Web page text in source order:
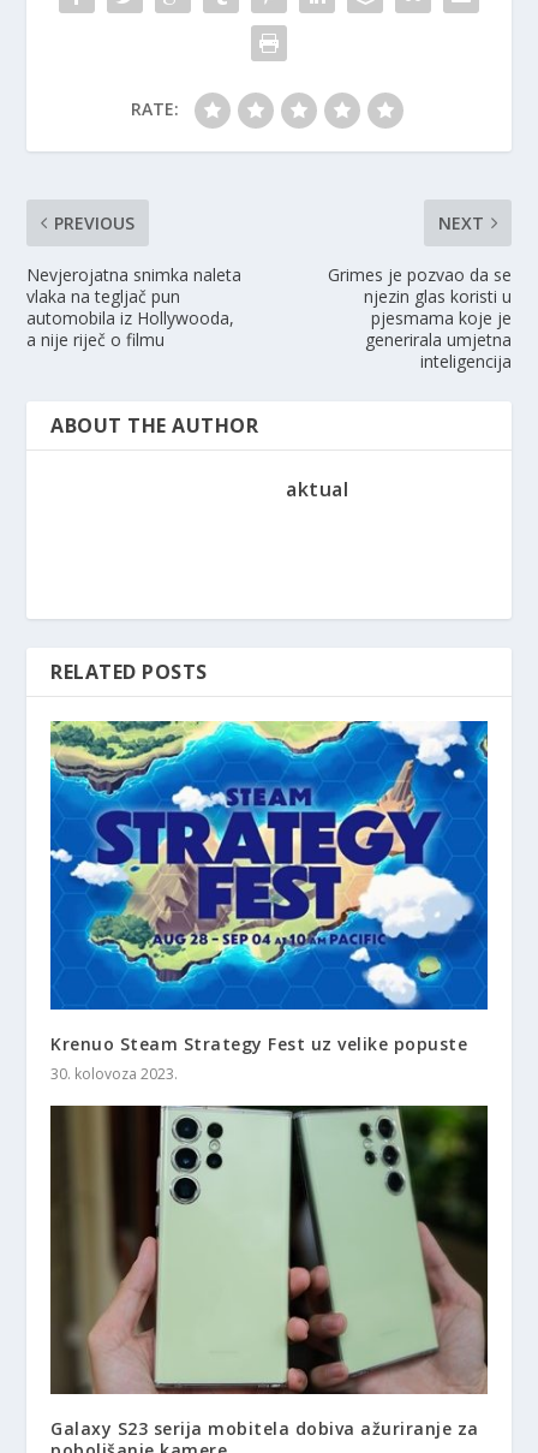
RATE:
PREVIOUS
Nevjerojatna snimka naleta
vlaka na tegljač pun
automobila iz Hollywooda,
a nije riječ o filmu
NEXT
Grimes je pozvao da se
njezin glas koristi u
pjesmama koje je
generirala umjetna
inteligencija
ABOUT THE AUTHOR
aktual
RELATED POSTS
Krenuo Steam Strategy Fest uz velike popuste
30. kolovoza 2023.
Galaxy S23 serija mobitela dobiva ažuriranje za